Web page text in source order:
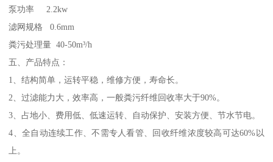
泵功率 2.2kw
滤网规格 0.6mm
粪污处理量 40-50m³/h
五、产品特点：
1、结构简单，运转平稳，维修方便，寿命长。
2、过滤能力大，效率高，一般粪污纤维回收率大于90%。
3、占地小、费用低、低速运转、自动保护、安装方便、节水节电。
4、全自动连续工作、不需专人看管、回收纤维浓度较高可达60%以
上。